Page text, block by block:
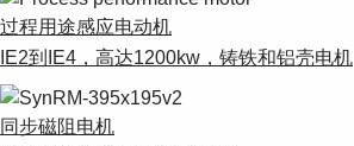
过程用途感应电动机
IE2到IE4，高达1200kw，铸铁和铝壳电机
同步磁阻电机